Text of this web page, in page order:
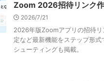
Zoom 2026招待リンク
2026/7/21
2026年版Zoomアプリの招待
定など最新機能をステップ形
シューティングも掲載。